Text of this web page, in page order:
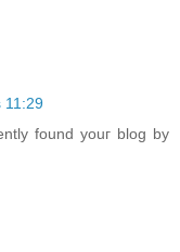
11:29